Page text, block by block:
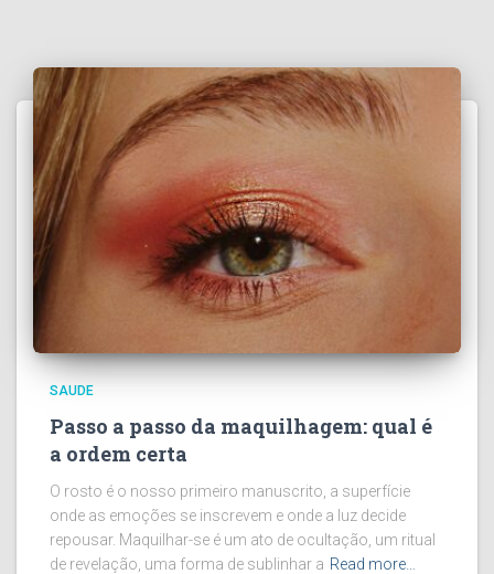
SAUDE
Passo a passo da maquilhagem: qual é
a ordem certa
O rosto é o nosso primeiro manuscrito, a superfície
onde as emoções se inscrevem e onde a luz decide
repousar. Maquilhar-se é um ato de ocultação, um ritual
de revelação, uma forma de sublinhar a Read more…